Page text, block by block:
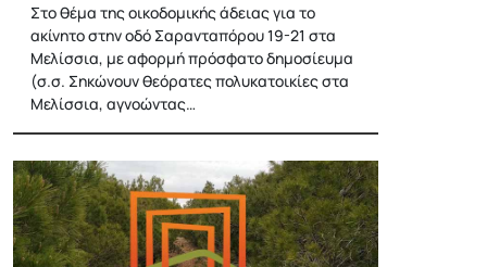
Στο θέμα της οικοδομικής άδειας για το
ακίνητο στην οδό Σαρανταπόρου 19-21 στα
Μελίσσια, με αφορμή πρόσφατο δημοσίευμα
(σ.σ. Σηκώνουν θεόρατες πολυκατοικίες στα
Μελίσσια, αγνοώντας…